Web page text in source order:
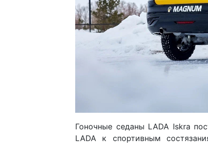
Гоночные седаны LADA Iskra
LADA к спортивным